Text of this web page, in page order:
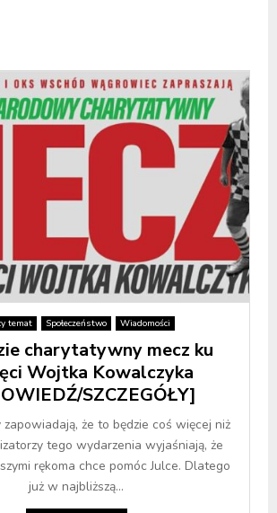
temat Społeczeństwo Wiadomości
charytatywny mecz ku
Wojtka Kowalczyka
SZCZEGÓŁY]
zapowiadają, że to będzie coś więcej niż
tego wydarzenia wyjaśniają, że
rękoma chce pomóc Julce. Dlatego
już w najbliższą...